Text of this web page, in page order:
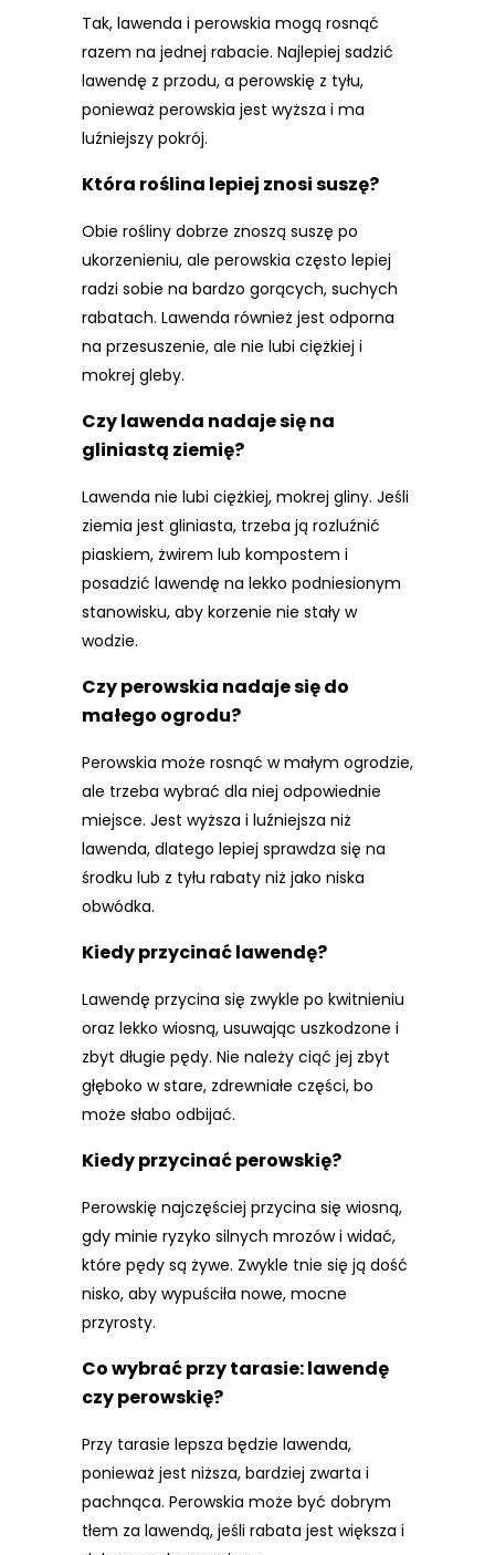
Tak, lawenda i perowskia mogą rosnąć
razem na jednej rabacie. Najlepiej sadzić
lawendę z przodu, a perowskię z tyłu,
ponieważ perowskia jest wyższa i ma
luźniejszy pokrój.
Która roślina lepiej znosi suszę?
Obie rośliny dobrze znoszą suszę po
ukorzenieniu, ale perowskia często lepiej
radzi sobie na bardzo gorących, suchych
rabatach. Lawenda również jest odporna
na przesuszenie, ale nie lubi ciężkiej i
mokrej gleby.
Czy lawenda nadaje się na
gliniastą ziemię?
Lawenda nie lubi ciężkiej, mokrej gliny. Jeśli
ziemia jest gliniasta, trzeba ją rozluźnić
piaskiem, żwirem lub kompostem i
posadzić lawendę na lekko podniesionym
stanowisku, aby korzenie nie stały w
wodzie.
Czy perowskia nadaje się do
małego ogrodu?
Perowskia może rosnąć w małym ogrodzie,
ale trzeba wybrać dla niej odpowiednie
miejsce. Jest wyższa i luźniejsza niż
lawenda, dlatego lepiej sprawdza się na
środku lub z tyłu rabaty niż jako niska
obwódka.
Kiedy przycinać lawendę?
Lawendę przycina się zwykle po kwitnieniu
oraz lekko wiosną, usuwając uszkodzone i
zbyt długie pędy. Nie należy ciąć jej zbyt
głęboko w stare, zdrewniałe części, bo
może słabo odbijać.
Kiedy przycinać perowskię?
Perowskię najczęściej przycina się wiosną,
gdy minie ryzyko silnych mrozów i widać,
które pędy są żywe. Zwykle tnie się ją dość
nisko, aby wypuściła nowe, mocne
przyrosty.
Co wybrać przy tarasie: lawendę
czy perowskię?
Przy tarasie lepsza będzie lawenda,
ponieważ jest niższa, bardziej zwarta i
pachnąca. Perowskia może być dobrym
tłem za lawendą, jeśli rabata jest większa i